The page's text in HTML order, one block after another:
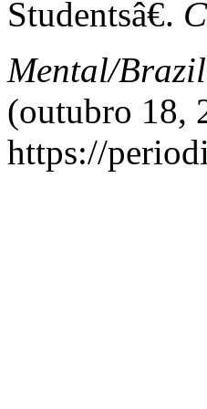
Studentsâ€.
Mental/
(outubro 18,
https://